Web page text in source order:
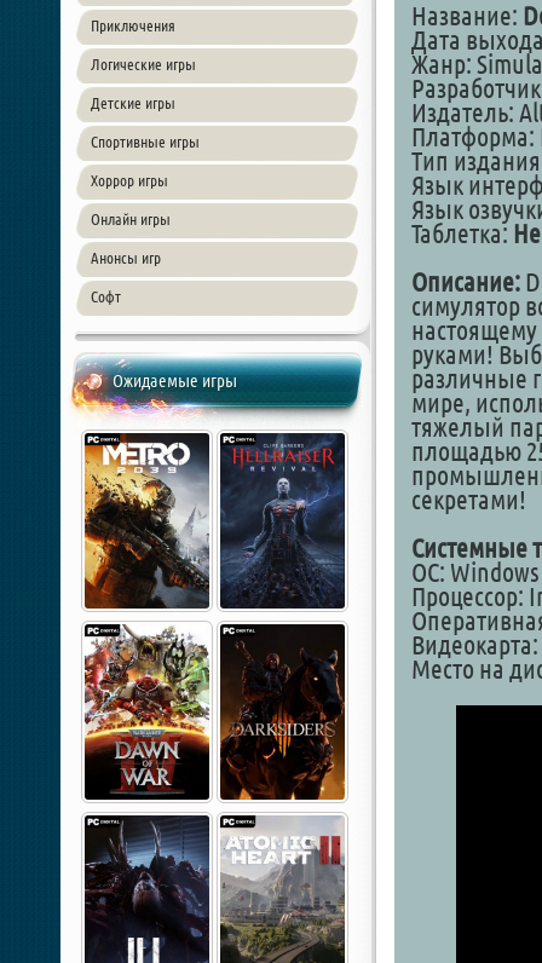
Приключения
Логические игры
Детские игры
Спортивные игры
Хоррор игры
Онлайн игры
Анонсы игр
Софт
Ожидаемые игры
Название:
Дата
Жанр:
Издатель:
Платформа:
Тип
Язык
Язык
Таблетка:
Описание:
симулятор
настоящему
руками!
различные
мире,
тяжелый
площадью
секретами!
Системные
ОС: Windows
Процессор:
Видеокарта:
Место на